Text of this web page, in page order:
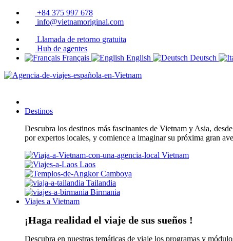
+84 375 997 678
info@vietnamoriginal.com
Llamada de retorno gratuita
Hub de agentes
Français
English Deutsch
Destinos
Descubra los destinos más fascinantes de Vietnam y Asia,
por expertos locales, y comience a imaginar su próxima gran
Vietnam
Laos
Camboya
Tailandia
Birmania
Viajes a Vietnam
¡Haga realidad el viaje de sus sueños !
Descubra en nuestras temáticas de viaje los programas y